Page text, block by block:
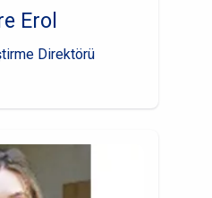
Erol
Direktörü